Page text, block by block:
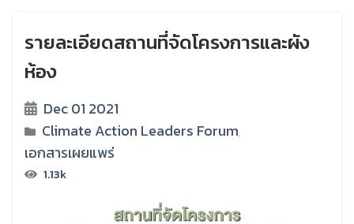
รายละเอียดสถานที่จัดโครงการและผัง
ห้อง
Dec 01 2021
Climate Action Leaders Forum,
เอกสารเผยแพร่
1.13k